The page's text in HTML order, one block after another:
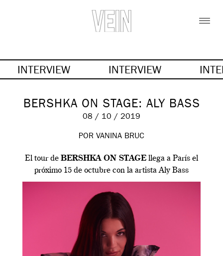
INTERVIEW INTERVIEW
BERSHKA ON STAGE: ALY BASS
08 / 10 / 2019
POR VANINA BRUC
El tour de BERSHKA ON STAGE llega a París el
próximo 15 de octubre con la artista Aly Bass